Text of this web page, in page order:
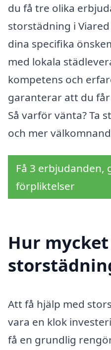
du få tre olika
storstädning i
dina specifika
med lokala
kompetens och
garanterar att du
Så varför vänta? Ta
och mer
Få 3 erbjudanden,
förpliktelser
Hur
Att få hjälp med
vara en klok
få en grundlig